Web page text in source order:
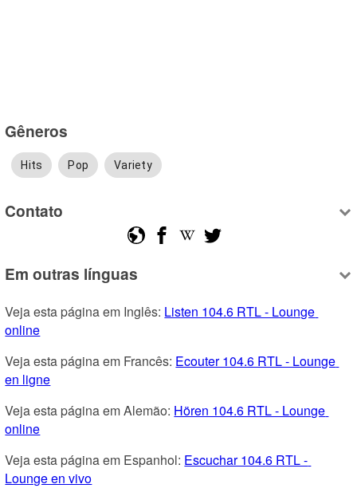
Gêneros
Hits Pop Variety
Contato
Em outras línguas
Veja esta página em Inglês: Listen 104.6 RTL - Lounge
online
Veja esta página em Francês: Ecouter 104.6 RTL - Lounge
en ligne
Veja esta página em Alemão: Hören 104.6 RTL - Lounge
online
Veja esta página em Espanhol: Escuchar 104.6 RTL -
Lounge en vivo